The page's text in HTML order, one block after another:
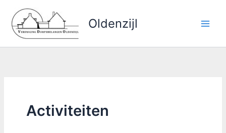
naar
Oldenzijl
Activiteiten